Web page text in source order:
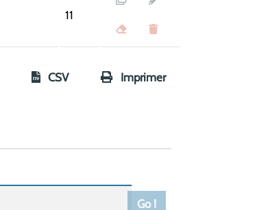
11
CSV Imprimer
Go !